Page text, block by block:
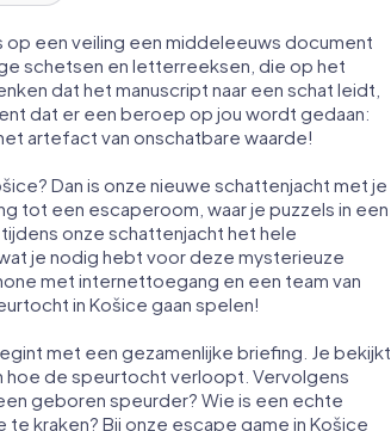
op een veiling een middeleeuws document
schetsen en letterreeksen, die op het
dat het manuscript naar een schat leidt,
dat er een beroep op jou wordt gedaan:
artefact van onschatbare waarde!
Dan is onze nieuwe schattenjacht met je
tot een escaperoom, waar je puzzels in een
onze schattenjacht het hele
je nodig hebt voor deze mysterieuze
met internettoegang en een team van
in Košice gaan spelen!
met een gezamenlijke briefing. Je bekijkt
hoe de speurtocht verloopt. Vervolgens
geboren speurder? Wie is een echte
kraken? Bij onze escape game in Košice